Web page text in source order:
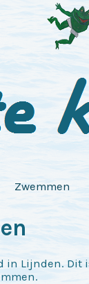
Zwemmen
in Lijnden. Dit